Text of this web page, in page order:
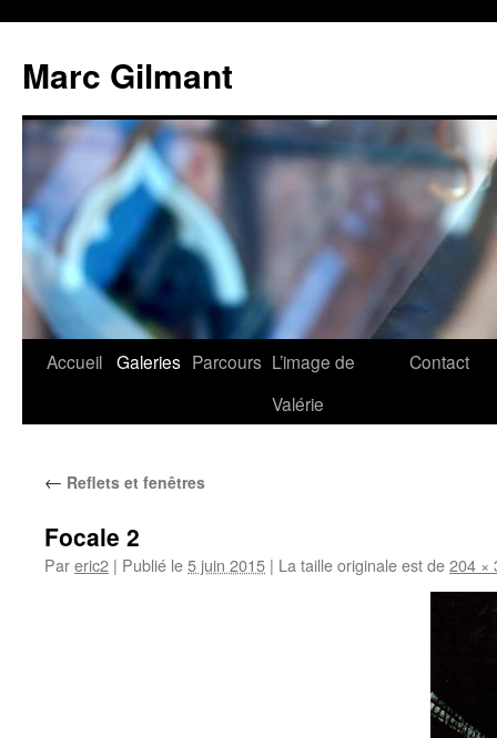
Marc Gilmant
Accueil Galeries Parcours L’image de
Valérie
Contact
← Reflets et fenêtres
Focale 2
Pareric2 | Publié le5 juin 2015 | La taille originale est de204 ×